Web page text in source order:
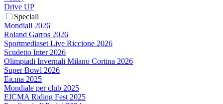
Drive UP
Speciali
Mondiali 2026
Roland Garros 2026
Sportmediaset Live Riccione 2026
Scudetto Inter 2026
Olimpiadi Invernali Milano Cortina 2026
Super Bowl 2026
Eicma 2025
Mondiale per club 2025
EICMA Riding Fest 2025